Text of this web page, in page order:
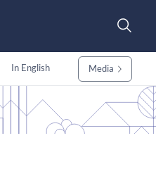
In English Media